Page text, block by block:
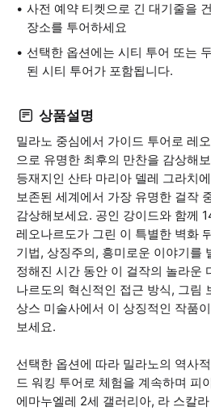
사전 예약 티켓으로 긴 대기줄을
장소를 투어하세요
선택한 옵션에는 시티 투어 또는
된 시티 투어가 포함됩니다.
상품설명
밀라노 중심에서 가이드 투어로 레
으로 유명한 최후의 만찬을 감상해
등재지인 산타 마리아 델레 그라치
보존된 세계에서 가장 유명한 걸작
감상해보세요. 공인 강이드와 함께
레오나르도가 그린 이 특별한 벽화
기법, 상징주의, 흥미로운 이야기를
정해진 시간 동안 이 걸작의 놀라운
나르도의 혁신적인 접근 방식, 그림
상스 미술사에서 이 상징적인 작품
보세요.
선택한 옵션에 따라 밀라노의 역사
드 워킹 투어로 체험을 계속하며 피
에마누엘레 2세 갤러리아, 라 스칼